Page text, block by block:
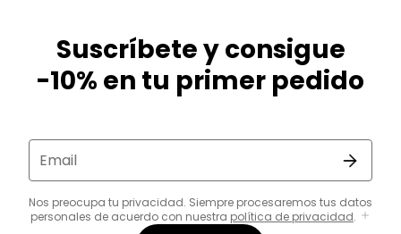
Suscríbete y consigue
-10% en tu primer pedido
Email
Nos preocupa tu privacidad. Siempre procesaremos tus datos
personales de acuerdo con nuestra política de privacidad.